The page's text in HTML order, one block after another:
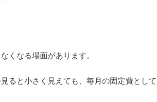
くなる場面があります。
ると小さく見えても、毎月の固定費として